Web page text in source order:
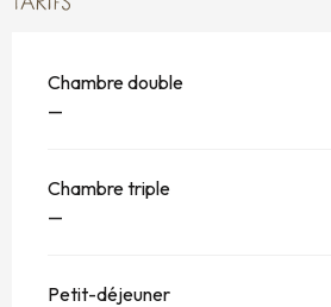
Chambre double
—
Chambre triple
—
Petit-déjeuner